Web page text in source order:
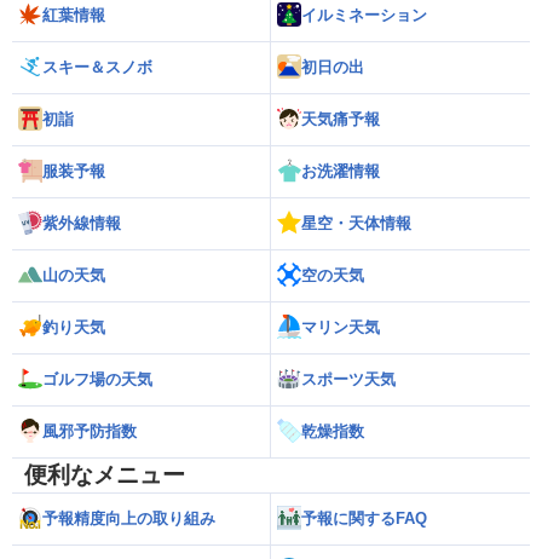
紅葉情報 イルミネーション
スキー＆スノボ 初日の出
初詣 天気痛予報
服装予報 お洗濯情報
紫外線情報 星空・天体情報
山の天気 空の天気
釣り天気 マリン天気
ゴルフ場の天気 スポーツ天気
風邪予防指数 乾燥指数
便利なメニュー
予報精度向上の取り組み 予報に関するFAQ